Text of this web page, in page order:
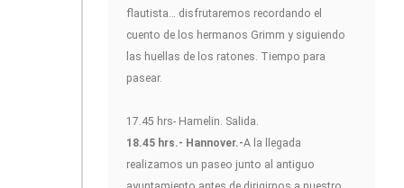
flautista… disfrutaremos recordando el
cuento de los hermanos Grimm y siguiendo
las huellas de los ratones. Tiempo para
pasear.
17.45 hrs- Hamelin. Salida.
18.45 hrs.- Hannover.-A la llegada
realizamos un paseo junto al antiguo